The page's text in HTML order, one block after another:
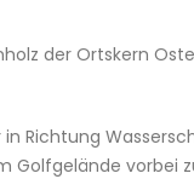
der Ortskern
Richtung
vorbei